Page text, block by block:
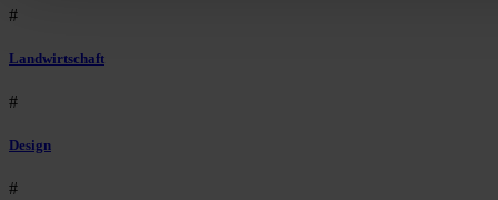
#
Landwirtschaft
#
Design
#